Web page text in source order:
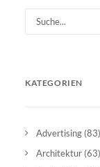
KATEGORIEN
Advertising (83)
Architektur (63)